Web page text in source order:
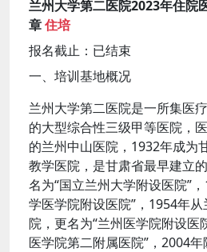
兰州大学第二医院2023年住院
章住培
报名截止：已结束
一、培训基地概况
兰州大学第二医院是一所集医
的大型综合性三级甲等医院，
的兰州中山医院，1932年成为
教学医院，是甘肃省最早建立
名为“国立兰州大学附设医院”
学医学院附设医院”，1954年
院，更名为“兰州医学院附设医
医学院第二附属医院”，2004